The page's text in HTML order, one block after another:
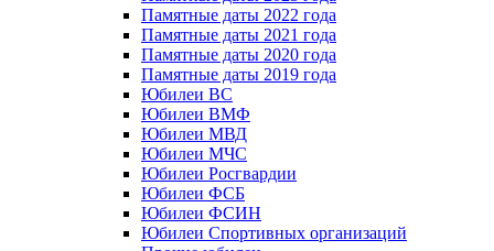
Памятные даты 2022 года
Памятные даты 2021 года
Памятные даты 2020 года
Памятные даты 2019 года
Юбилеи ВС
Юбилеи ВМФ
Юбилеи МВД
Юбилеи МЧС
Юбилеи Росгвардии
Юбилеи ФСБ
Юбилеи ФСИН
Юбилеи Спортивных организаций